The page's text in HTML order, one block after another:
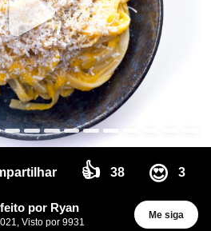
👍 38 😍 3
por Ryan
Visto por 9931
Me siga